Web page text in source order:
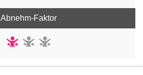
Abnehm-Faktor